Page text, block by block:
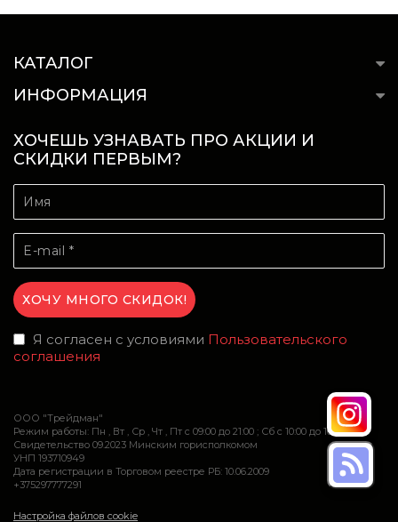
КАТАЛОГ
ИНФОРМАЦИЯ
ХОЧЕШЬ УЗНАВАТЬ ПРО АКЦИИ И
СКИДКИ ПЕРВЫМ?
Я согласен с условиями Пользовательского
соглашения
ООО "Трейдман"
Режим работы: Пн , Вт , Ср , Чт , Пт c 09:00 до 21:00 ; Сб c 10:00 до 16:00
Свидетельство 09.2023 Минским горисполкомом
УНП 193710949
Дата регистрации в Торговом реестре РБ: 10.06.2009
+375297777291
Настройка файлов cookie